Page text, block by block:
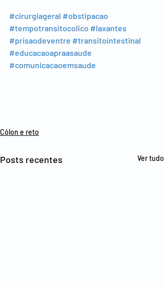
#cirurgiageral #obstipacao
#tempotransitocolico #laxantes
#prisaodeventre #transitointestinal
#educacaoapraasaude
#comunicacaoemsaude
Cólon e reto
Posts recentes Ver tudo